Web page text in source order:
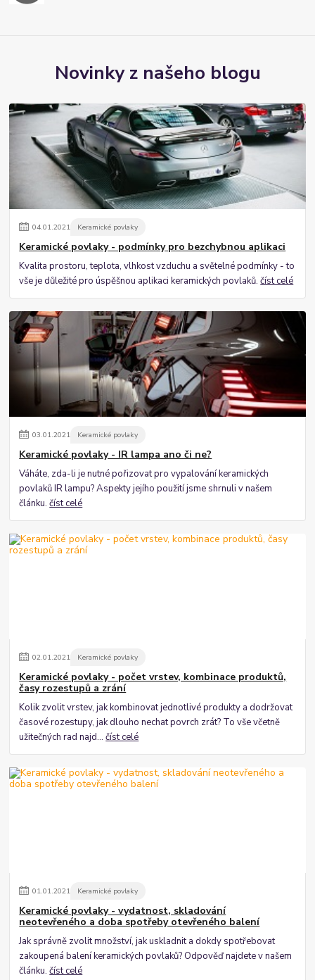
Novinky z našeho blogu
04.01.2021 Keramické povlaky
Keramické povlaky - podmínky pro bezchybnou aplikaci
Kvalita prostoru, teplota, vlhkost vzduchu a světelné podmínky - to
vše je důležité pro úspěšnou aplikaci keramických povlaků.číst celé
03.01.2021 Keramické povlaky
Keramické povlaky - IR lampa ano či ne?
Váháte, zda-li je nutné pořizovat pro vypalování keramických
povlaků IR lampu? Aspekty jejího použití jsme shrnuli v našem
článku.číst celé
02.01.2021 Keramické povlaky
Keramické povlaky - počet vrstev, kombinace produktů,
časy rozestupů a zrání
Kolik zvolit vrstev, jak kombinovat jednotlivé produkty a dodržovat
časové rozestupy, jak dlouho nechat povrch zrát? To vše včetně
užitečných rad najd...číst celé
01.01.2021 Keramické povlaky
Keramické povlaky - vydatnost, skladování
neotevřeného a doba spotřeby otevřeného balení
Jak správně zvolit množství, jak uskladnit a dokdy spotřebovat
zakoupená balení keramických povlaků? Odpověď najdete v našem
článku.číst celé